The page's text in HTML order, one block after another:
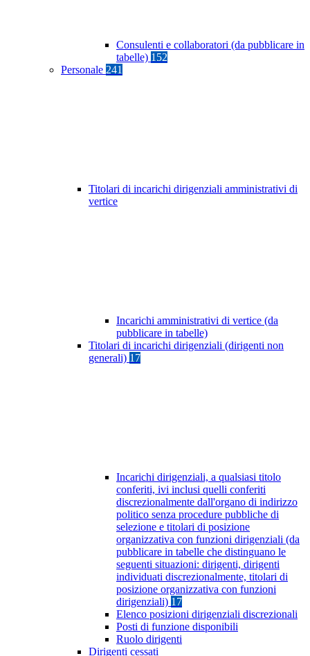
Consulenti e collaboratori (da pubblicare in
tabelle) 152
Personale 241
Titolari di incarichi dirigenziali amministrativi di
vertice
Incarichi amministrativi di vertice (da
pubblicare in tabelle)
Titolari di incarichi dirigenziali (dirigenti non
generali) 17
Incarichi dirigenziali, a qualsiasi titolo
conferiti, ivi inclusi quelli conferiti
discrezionalmente dall'organo di indirizzo
politico senza procedure pubbliche di
selezione e titolari di posizione
organizzativa con funzioni dirigenziali (da
pubblicare in tabelle che distinguano le
seguenti situazioni: dirigenti, dirigenti
individuati discrezionalmente, titolari di
posizione organizzativa con funzioni
dirigenziali) 17
Elenco posizioni dirigenziali discrezionali
Posti di funzione disponibili
Ruolo dirigenti
Dirigenti cessati